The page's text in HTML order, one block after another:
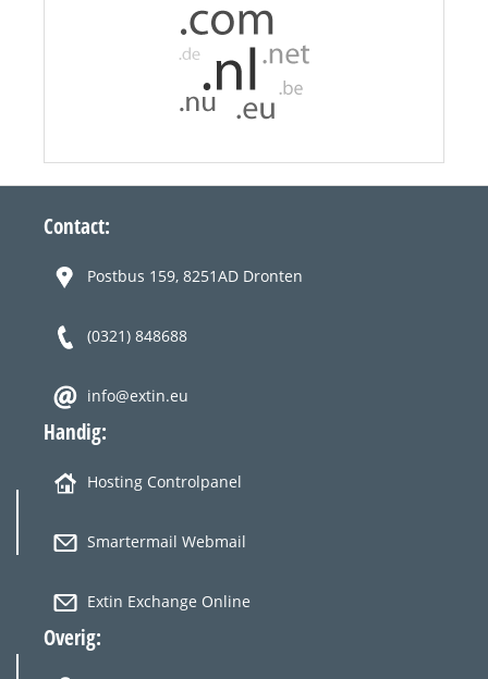
Contact:
Postbus 159, 8251AD Dronten
(0321) 848688
info@extin.eu
Handig:
Hosting Controlpanel
Smartermail Webmail
Extin Exchange Online
Overig: